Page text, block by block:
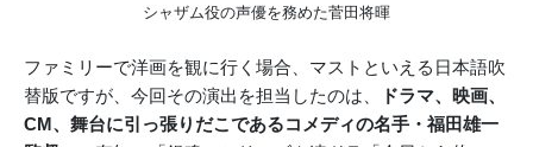
シャザム役の声優を務めた菅田将暉
ファミリーで洋画を観に行く場合、マストといえる日本語吹
替版ですが、今回その演出を担当したのは、
ドラマ、映画、
CM、舞台に引っ張りだこであるコメディの名手・福田雄一